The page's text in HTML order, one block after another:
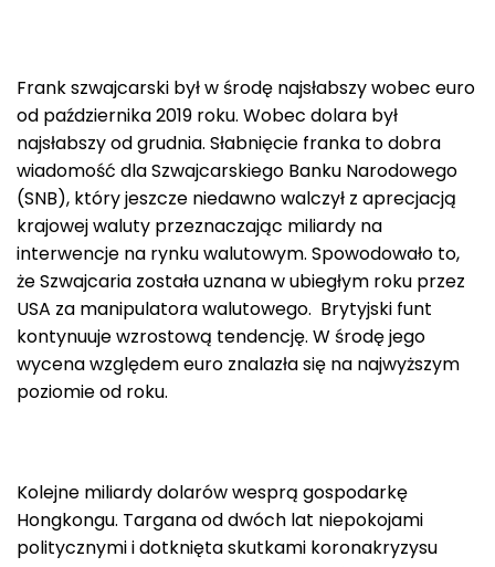
Frank szwajcarski był w środę najsłabszy wobec euro
od października 2019 roku. Wobec dolara był
najsłabszy od grudnia. Słabnięcie franka to dobra
wiadomość dla Szwajcarskiego Banku Narodowego
(SNB), który jeszcze niedawno walczył z aprecjacją
krajowej waluty przeznaczając miliardy na
interwencje na rynku walutowym. Spowodowało to,
że Szwajcaria została uznana w ubiegłym roku przez
USA za manipulatora walutowego. Brytyjski funt
kontynuuje wzrostową tendencję. W środę jego
wycena względem euro znalazła się na najwyższym
poziomie od roku.
Kolejne miliardy dolarów wesprą gospodarkę
Hongkongu. Targana od dwóch lat niepokojami
politycznymi i dotknięta skutkami koronakryzysu